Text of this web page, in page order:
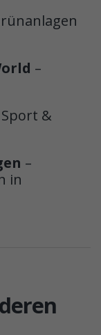
–
Sport &
–
in